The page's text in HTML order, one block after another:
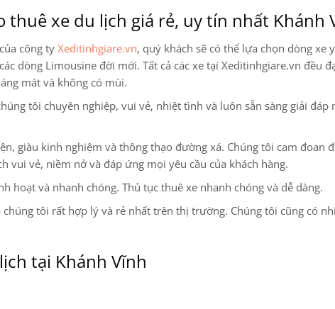
thuê xe du lịch giá rẻ, uy tín nhất Khánh
công ty Xeditinhgiare.vn, quý khách sẽ có thể lựa chọn dòng xe
dòng Limousine đời mới. Tất cả các xe tại Xeditinhgiare.vn đều
mát và không có mùi.
tôi chuyên nghiệp, vui vẻ, nhiệt tình và luôn sẵn sàng giải đáp
giàu kinh nghiệm và thông thạo đường xá. Chúng tôi cam đoan
vui vẻ, niềm nở và đáp ứng mọi yêu cầu của khách hàng.
hoạt và nhanh chóng. Thủ tục thuê xe nhanh chóng và dễ dàng.
chúng tôi rất hợp lý và rẻ nhất trên thị trường. Chúng tôi cũng có
tại Khánh Vĩnh